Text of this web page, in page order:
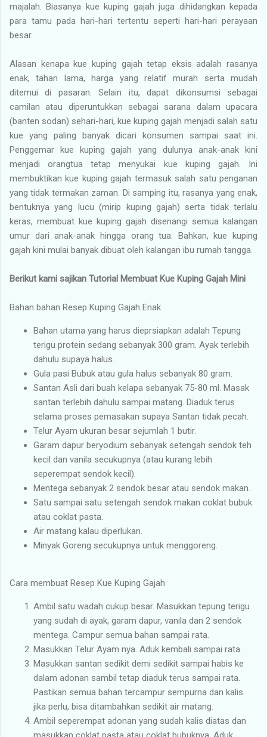
majalah. Biasanya kue kuping gajah juga dihidangkan kepada
para tamu pada hari-hari tertentu seperti hari-hari perayaan
besar.
Alasan kenapa kue kuping gajah tetap eksis adalah rasanya
enak, tahan lama, harga yang relatif murah serta mudah
ditemui di pasaran. Selain itu, dapat dikonsumsi sebagai
camilan atau diperuntukkan sebagai sarana dalam upacara
(banten sodan) sehari-hari, kue kuping gajah menjadi salah satu
kue yang paling banyak dicari konsumen sampai saat ini.
Penggemar kue kuping gajah yang dulunya anak-anak kini
menjadi orangtua tetap menyukai kue kuping gajah. Ini
membuktikan kue kuping gajah termasuk salah satu penganan
yang tidak termakan zaman. Di samping itu, rasanya yang enak,
bentuknya yang lucu (mirip kuping gajah) serta tidak terlalu
keras, membuat kue kuping gajah disenangi semua kalangan
umur dari anak-anak hingga orang tua. Bahkan, kue kuping
gajah kini mulai banyak dibuat oleh kalangan ibu rumah tangga.
Berikut kami sajikan Tutorial Membuat Kue Kuping Gajah Mini
Bahan bahan Resep Kuping Gajah Enak
Bahan utama yang harus dieprsiapkan adalah Tepung
terigu protein sedang sebanyak 300 gram. Ayak terlebih
dahulu supaya halus.
Gula pasi Bubuk atau gula halus sebanyak 80 gram.
Santan Asli dari buah kelapa sebanyak 75-80 ml. Masak
santan terlebih dahulu sampai matang. Diaduk terus
selama proses pemasakan supaya Santan tidak pecah.
Telur Ayam ukuran besar sejumlah 1 butir.
Garam dapur beryodium sebanyak setengah sendok teh
kecil dan vanila secukupnya (atau kurang lebih
seperempat sendok kecil).
Mentega sebanyak 2 sendok besar atau sendok makan.
Satu sampai satu setengah sendok makan coklat bubuk
atau coklat pasta.
Air matang kalau diperlukan.
Minyak Goreng secukupnya untuk menggoreng.
Cara membuat Resep Kue Kuping Gajah
Ambil satu wadah cukup besar. Masukkan tepung terigu
yang sudah di ayak, garam dapur, vanila dan 2 sendok
mentega. Campur semua bahan sampai rata.
Masukkan Telur Ayam nya. Aduk kembali sampai rata.
Masukkan santan sedikit demi sedikit sampai habis ke
dalam adonan sambil tetap diaduk terus sampai rata.
Pastikan semua bahan tercampur sempurna dan kalis.
jika perlu, bisa ditambahkan sedikit air matang.
Ambil seperempat adonan yang sudah kalis diatas dan